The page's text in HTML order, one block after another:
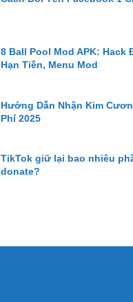
8 Ball Pool Mod APK: Hack
Hạn Tiền, Menu Mod
Hướng Dẫn Nhận Kim
Phí 2025
TikTok giữ lại bao nhiêu
donate?